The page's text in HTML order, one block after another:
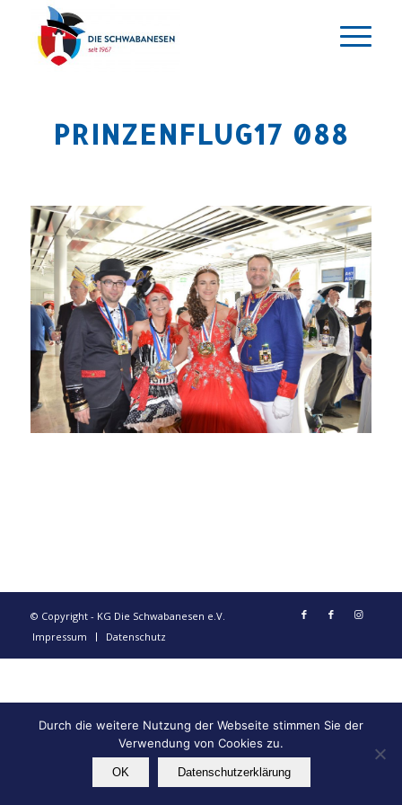
PRINZENFLUG17 088
© Copyright - KG Die Schwabanesen e.V.
Impressum
Datenschutz
Durch die weitere Nutzung der Webseite stimmen Sie der
Verwendung von Cookies zu.
OK Datenschutzerklärung